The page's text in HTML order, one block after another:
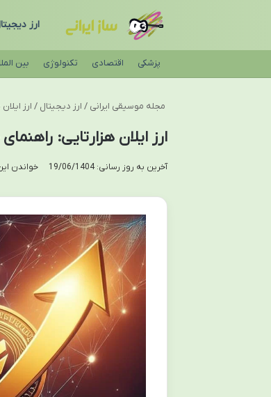
ارز
پزشکی اقتصادی تکنولوژی بین
مجله موسیقی ایرانی / ارز دیجیتال / ارز
ارز ایلان هزارتایی:
آخرین به روز رسانی: 19/06/1404 خواندن این مطلب 14